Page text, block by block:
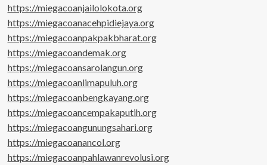
https://miegacoanjailolokota.org
https://miegacoanacehpidiejaya.org
https://miegacoanpakpakbharat.org
https://miegacoandemak.org
https://miegacoansarolangun.org
https://miegacoanlimapuluh.org
https://miegacoanbengkayang.org
https://miegacoancempakaputih.org
https://miegacoangunungsahari.org
https://miegacoanancol.org
https://miegacoanpahlawanrevolusi.org